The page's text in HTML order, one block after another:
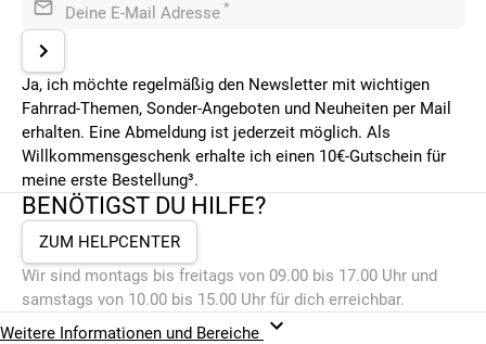
Deine E-Mail Adresse *
Ja, ich möchte regelmäßig den Newsletter mit wichtigen
Fahrrad-Themen, Sonder-Angeboten und Neuheiten per Mail
erhalten. Eine Abmeldung ist jederzeit möglich. Als
Willkommensgeschenk erhalte ich einen 10€-Gutschein für
meine erste Bestellung³.
BENÖTIGST DU HILFE?
ZUM HELPCENTER
Wir sind montags bis freitags von 09.00 bis 17.00 Uhr und
samstags von 10.00 bis 15.00 Uhr für dich erreichbar.
Weitere Informationen und Bereiche